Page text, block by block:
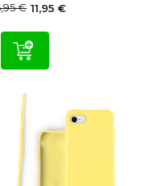
€ 11,95 €